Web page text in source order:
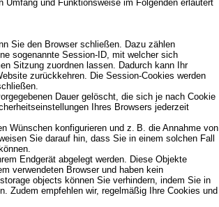
und Funktionsweise im Folgenden erläutert
Sie den Browser schließen. Dazu zählen
sogenannte Session-ID, mit welcher sich
Sitzung zuordnen lassen. Dadurch kann Ihr
zurückkehren. Die Session-Cookies werden
Dauer gelöscht, die sich je nach Cookie
Ihres Browsers jederzeit
Wünschen konfigurieren und z. B. die Annahme von
Sie darauf hin, dass Sie in einem solchen Fall
Endgerät abgelegt werden. Diese Objekte
verwendeten Browser und haben kein
objects können Sie verhindern, indem Sie in
Zudem empfehlen wir, regelmäßig Ihre Cookies und